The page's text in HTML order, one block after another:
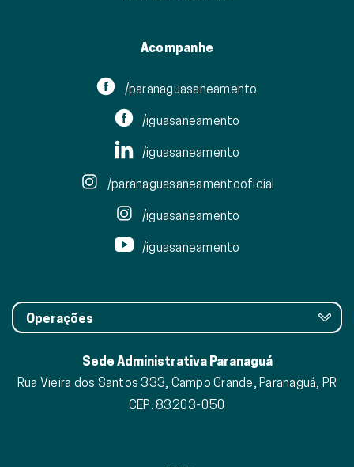
Acompanhe
/paranaguasaneamento
/iguasaneamento
/iguasaneamento
/paranaguasaneamentooficial
/iguasaneamento
/iguasaneamento
Operações
Sede Administrativa Paranaguá
Rua Vieira dos Santos 333, Campo Grande, Paranaguá, PR
CEP: 83203-050